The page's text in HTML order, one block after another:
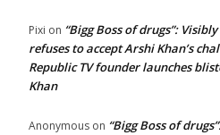
Pixi on “Bigg Boss of drugs”:
refuses to accept Arshi Khan’s
Republic TV founder launches
Khan
Anonymous on “Bigg Boss of